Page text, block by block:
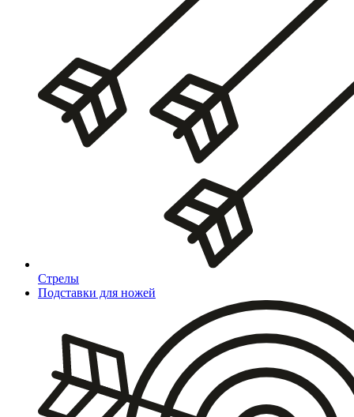
Стрелы
Подставки для ножей